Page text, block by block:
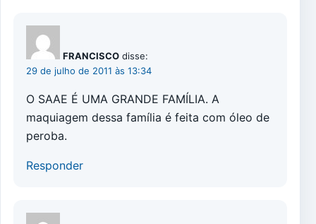
FRANCISCO disse:
29 de julho de 2011 às 13:34
O SAAE É UMA GRANDE FAMÍLIA. A
maquiagem dessa família é feita com óleo de
peroba.
Responder